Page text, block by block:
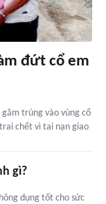
đứt cổ em
trúng vào vùng cổ
chết vì tai nạn giao
gì?
dụng tốt cho sức